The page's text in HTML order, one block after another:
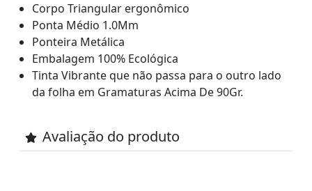
Corpo Triangular ergonômico
Ponta Médio 1.0Mm
Ponteira Metálica
Embalagem 100% Ecológica
Tinta Vibrante que não passa para o outro lado
da folha em Gramaturas Acima De 90Gr.
Avaliação do produto